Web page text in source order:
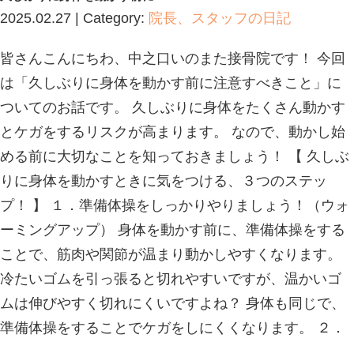
Blog記事一覧>院長、スタッフの日記
体を動かす前に！！
久しぶりに身体を動かす前に！！